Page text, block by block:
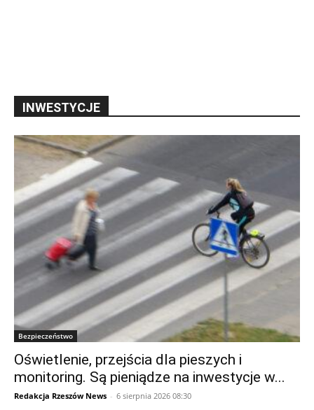
INWESTYCJE
Bezpieczeństwo
Oświetlenie, przejścia dla pieszych i
monitoring. Są pieniądze na inwestycje w...
Redakcja Rzeszów News - 6 sierpnia 2026 08:30